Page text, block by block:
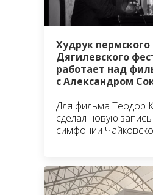
Худрук пермского
Дягилевского
работает над
с Александром
Для фильма Теодор
сделал новую
симфонии